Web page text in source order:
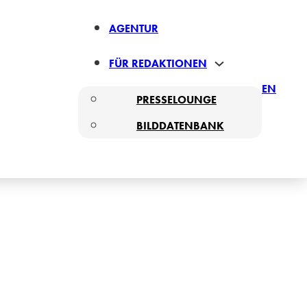
AGENTUR
FÜR REDAKTIONEN
PRESSELOUNGE
BILDDATENBANK
EN